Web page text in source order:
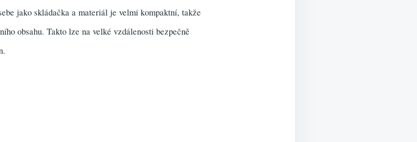
jako skládačka a materiál je velmi kompaktní, takže
obsahu. Takto lze na velké vzdálenosti bezpečně